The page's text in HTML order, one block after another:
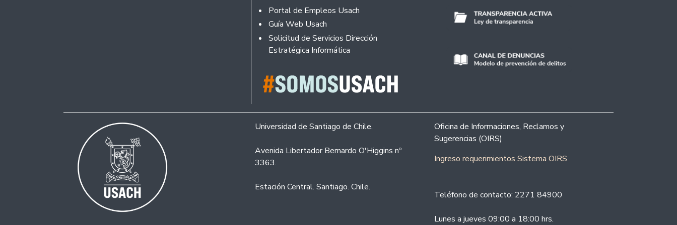
Portal de Empleos Usach
Guía Web Usach
Solicitud de Servicios Dirección
Estratégica Informática
Universidad de Santiago de Chile.
Avenida Libertador Bernardo O'Higgins nº
3363.
Estación Central. Santiago. Chile.
Oficina de Informaciones, Reclamos y
Sugerencias (OIRS)
Ingreso requerimientos Sistema OIRS
Teléfono de contacto: 2271 84900
Lunes a jueves 09:00 a 18:00 hrs.